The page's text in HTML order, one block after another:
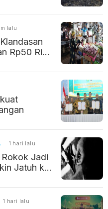
lalu
Rp50 Ribu
1 hari lalu
Rokok Jadi
Jatuh ke
1 hari lalu